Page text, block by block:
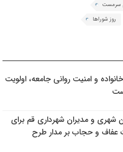
سرمست
روز شوراها
و امنیت روانی جامعه، اولویت
شهری و مدیران شهرداری قم برای
عفاف و حجاب بر مدار طرح